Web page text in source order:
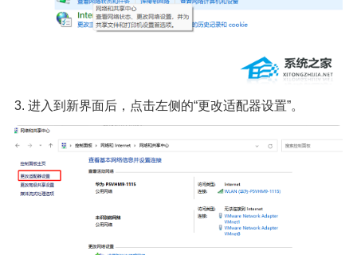
3. 进入到新界面后，点击左侧的“更改适配器设置”。